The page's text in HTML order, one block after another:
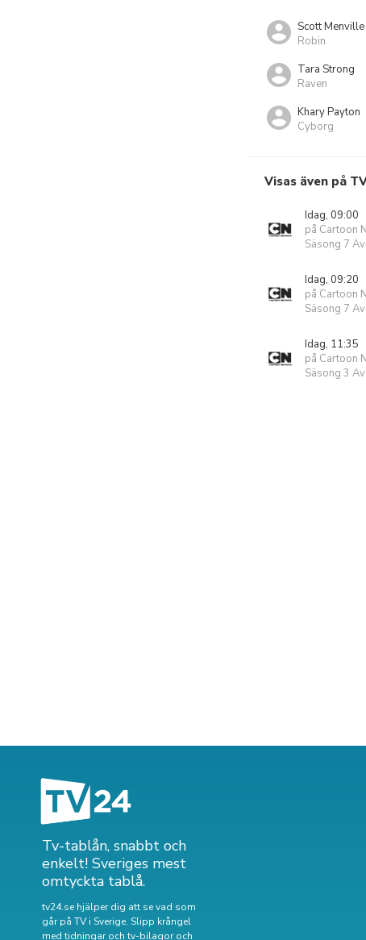
Scott Menville
Robin
Tara Strong
Raven
Khary Payton
Cyborg
Visas även på
Idag, 09:00
på Cartoon
Säsong 7
Idag, 09:20
på Cartoon
Säsong 7
Idag, 11:35
på Cartoon
Säsong 3
Tv-tablån, snabbt och
enkelt! Sveriges mest
omtyckta tablå.
tv24.se hjälper dig att se vad som
går på TV i Sverige. Slipp krångel
med tidningar och tv-bilagor och